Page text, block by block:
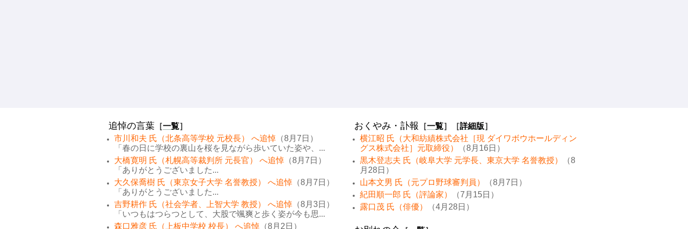
追悼の言葉 ［一覧］
市川和夫 氏（北条高等学校 元校長） へ追悼 （8月7日）
「春の日に学校の裏山を桜を見ながら歩いていた姿や、...
大橋寛明 氏（札幌高等裁判所 元長官） へ追悼 （8月7日）
「ありがとうございました...
大久保喬樹 氏（東京女子大学 名誉教授） へ追悼 （8月7日）
「ありがとうございました...
吉野耕作 氏（社会学者、上智大学 教授） へ追悼 （8月3日）
「いつもはつらつとして、大股で颯爽と歩く姿が今も思...
森口雅彦 氏（上板中学校 校長） へ追悼 （8月2日）
おくやみ・訃報 ［一覧］［詳細版］
横江昭 氏（大和紡績株式会社［現 ダイワボウホールディン
グス株式会社］元取締役）
（8月16日）
黒木登志夫 氏（岐阜大学 元学長、東京大学 名誉教授）
（8
月28日）
山本文男 氏（元プロ野球審判員）
（8月7日）
紀田順一郎 氏（評論家）
（7月15日）
露口茂 氏（俳優）
（4月28日）